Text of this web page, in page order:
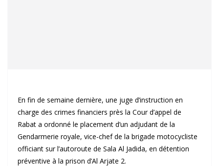
En fin de semaine dernière, une juge d’instruction en
charge des crimes financiers près la Cour d’appel de
Rabat a ordonné le placement d’un adjudant de la
Gendarmerie royale, vice-chef de la brigade motocycliste
officiant sur l’autoroute de Sala Al Jadida, en détention
préventive à la prison d’Al Arjate 2.